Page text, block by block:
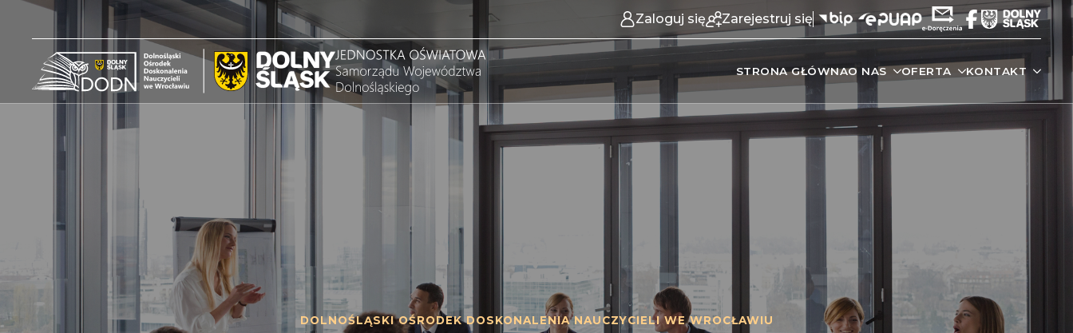
Zaloguj się Zarejestruj się
STRONA GŁÓWNAO NAS OFERTA KONTAKT
DOLNOŚLĄSKI OŚRODEK DOSKONALENIA NAUCZYCIELI WE WROCŁAWIU